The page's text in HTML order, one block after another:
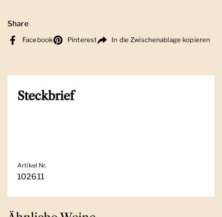
Share
Facebook Pinterest In die Zwischenablage kopieren
Steckbrief
Artikel Nr.
102611